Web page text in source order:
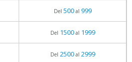
Del 500al 999
Del 1500al 1999
Del 2500al 2999